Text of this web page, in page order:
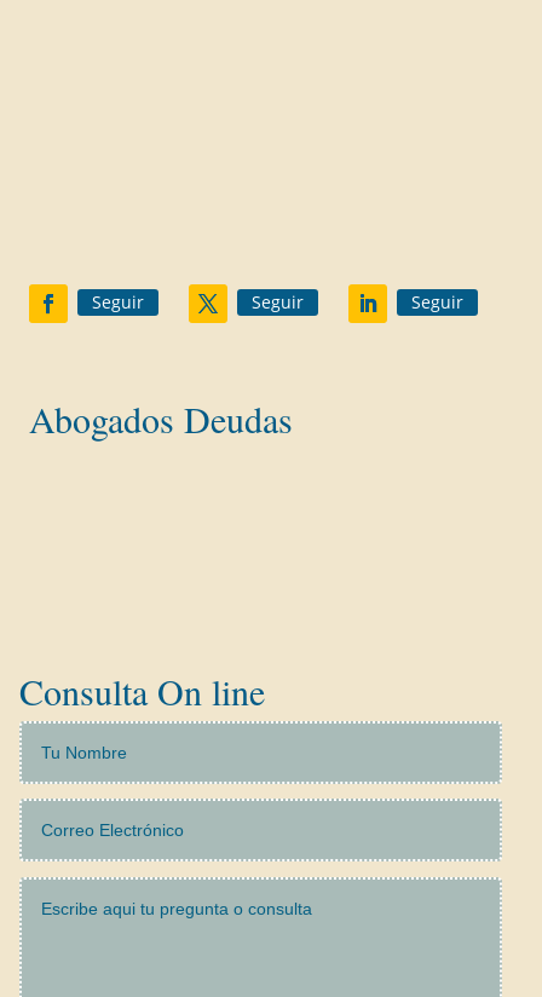
Seguir Seguir Seguir
Abogados Deudas
Consulta On line